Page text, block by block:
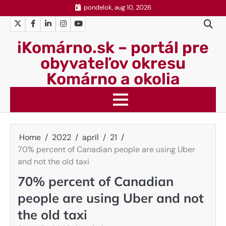
to
content
pondelok, aug 10, 2026
TwitterFacebook
LinkedInInstagramYouTube
iKomárno.sk – portál pre
obyvateľov okresu
Komárno a okolia
Home 2022 apríl
21
70% percent of Canadian people are using Uber
and not the old taxi
70% percent of Canadian
people are using Uber and not
the old taxi